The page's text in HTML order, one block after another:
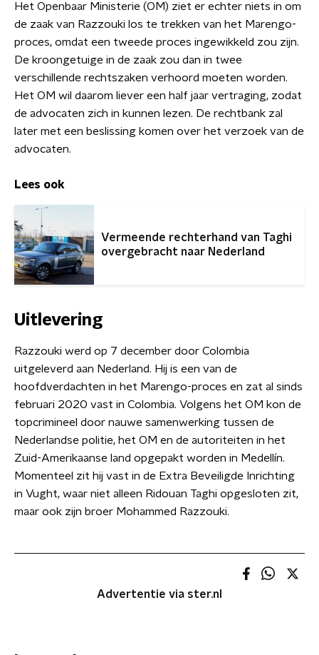
Het Openbaar Ministerie (OM) ziet er echter niets in om
de zaak van Razzouki los te trekken van het Marengo-
proces, omdat een tweede proces ingewikkeld zou zijn.
De kroongetuige in de zaak zou dan in twee
verschillende rechtszaken verhoord moeten worden.
Het OM wil daarom liever een half jaar vertraging, zodat
de advocaten zich in kunnen lezen. De rechtbank zal
later met een beslissing komen over het verzoek van de
advocaten.
Lees ook
Vermeende rechterhand van Taghi
overgebracht naar Nederland
Uitlevering
Razzouki werd op 7 december door Colombia
uitgeleverd aan Nederland. Hij is een van de
hoofdverdachten in het Marengo-proces en zat al sinds
februari 2020 vast in Colombia. Volgens het OM kon de
topcrimineel door nauwe samenwerking tussen de
Nederlandse politie, het OM en de autoriteiten in het
Zuid-Amerikaanse land opgepakt worden in Medellín.
Momenteel zit hij vast in de Extra Beveiligde Inrichting
in Vught, waar niet alleen Ridouan Taghi opgesloten zit,
maar ook zijn broer Mohammed Razzouki.
Advertentie via ster.nl